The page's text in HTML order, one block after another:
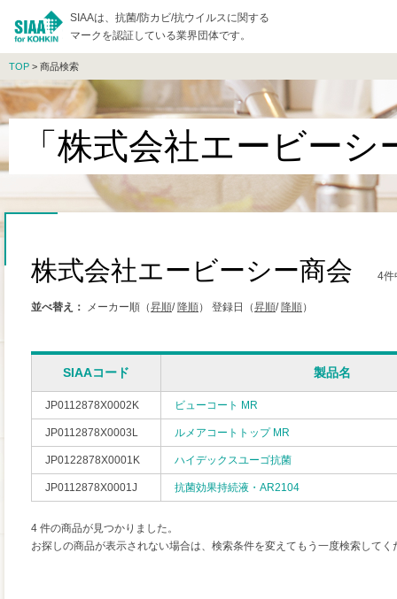
SIAAは、抗菌/防カビ/抗ウイルスに関する
マークを認証している業界団体です。
TOP > 商品検索
「株式会社エービー
株式会社エービーシー商会 4件
並べ替え： メーカー順（昇順/ 降順） 登録日（昇順/ 降順）
SIAAコード 製品名
JP0112878X0002K ビューコート MR
JP0112878X0003L ルメアコートトップ MR
JP0122878X0001K ハイデックスユーゴ抗菌
JP0112878X0001J 抗菌効果持続液・AR2104
4 件の商品が見つかりました。
お探しの商品が表示されない場合は、検索条件を変えてもう一度検索してく